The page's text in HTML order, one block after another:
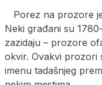
Porez na prozore
Neki građani su
zazidaju – prozore
okvir. Ovakvi prozori
imenu tadašnjeg